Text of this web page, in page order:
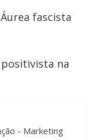
fascista
na
- Marketing